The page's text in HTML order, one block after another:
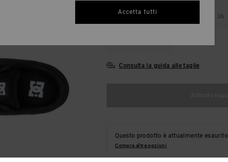
34.5 35 36
Consulta la guida alle taglie
Questo prodotto è attualmente esaurito.
Compra altre opzioni
Accetta tutti